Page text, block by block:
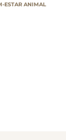
ESTAR ANIMAL